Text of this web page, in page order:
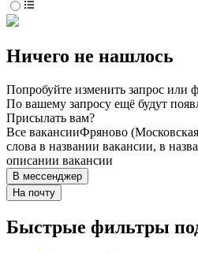
Ничего не нашлось
Попробуйте изменить запрос или
По вашему запросу ещё будут
Присылать вам?
Все вакансииФряново
слова в названии вакансии, в
описании вакансии
В мессенджер
На почту
Быстрые фильтры